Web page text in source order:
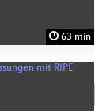
63 min